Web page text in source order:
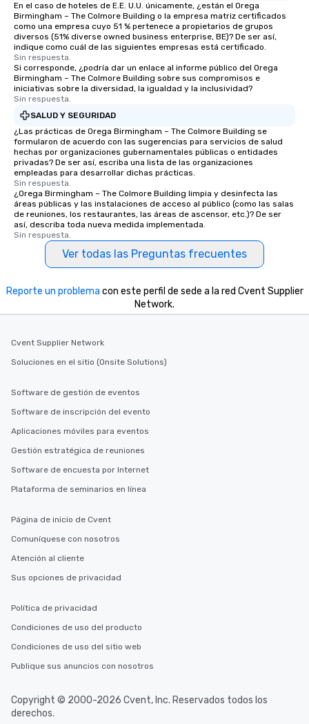
En el caso de hoteles de E.E. U.U. únicamente, ¿están el Orega
Birmingham – The Colmore Building o la empresa matriz certificados
como una empresa cuyo 51 % pertenece a propietarios de grupos
diversos (51% diverse owned business enterprise, BE)? De ser así,
indique como cuál de las siguientes empresas está certificado.
Sin respuesta.
Si corresponde, ¿podría dar un enlace al informe público del Orega
Birmingham – The Colmore Building sobre sus compromisos e
iniciativas sobre la diversidad, la igualdad y la inclusividad?
Sin respuesta.
SALUD Y SEGURIDAD
¿Las prácticas de Orega Birmingham – The Colmore Building se
formularon de acuerdo con las sugerencias para servicios de salud
hechas por organizaciones gubernamentales públicas o entidades
privadas? De ser así, escriba una lista de las organizaciones
empleadas para desarrollar dichas prácticas.
Sin respuesta.
¿Orega Birmingham – The Colmore Building limpia y desinfecta las
áreas públicas y las instalaciones de acceso al público (como las salas
de reuniones, los restaurantes, las áreas de ascensor, etc.)? De ser
así, describa toda nueva medida implementada.
Sin respuesta.
Ver todas las Preguntas frecuentes
Reporte un problema con este perfil de sede a la red Cvent Supplier
Network.
Cvent Supplier Network
Soluciones en el sitio (Onsite Solutions)
Software de gestión de eventos
Software de inscripción del evento
Aplicaciones móviles para eventos
Gestión estratégica de reuniones
Software de encuesta por Internet
Plataforma de seminarios en línea
Página de inicio de Cvent
Comuníquese con nosotros
Atención al cliente
Sus opciones de privacidad
Política de privacidad
Condiciones de uso del producto
Condiciones de uso del sitio web
Publique sus anuncios con nosotros
Copyright © 2000-2026 Cvent, Inc. Reservados todos los
derechos.